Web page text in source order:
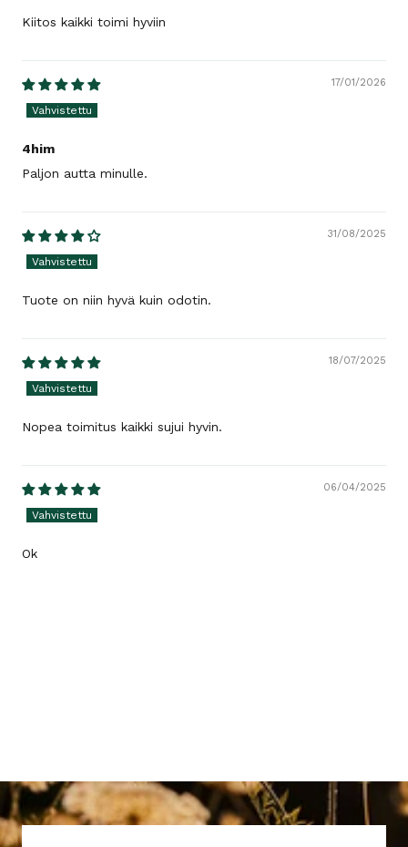
Kiitos kaikki toimi hyviin
17/01/2026
4him
Paljon autta minulle.
31/08/2025
Tuote on niin hyvä kuin odotin.
18/07/2025
Nopea toimitus kaikki sujui hyvin.
06/04/2025
Ok